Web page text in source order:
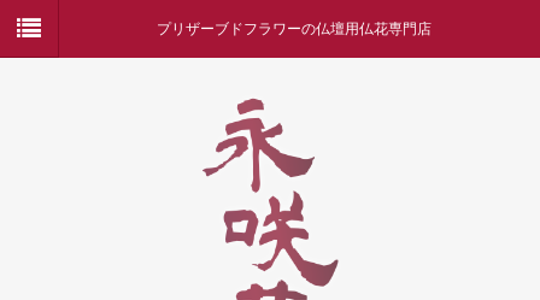
プリザーブドフラワーの仏壇用仏花専門店